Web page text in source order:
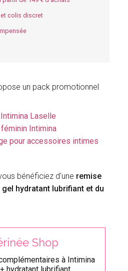
colis discret
un pack promotionnel
Laselle
Intimina
pour accessoires intimes
bénéficiez d'une remise
gel hydratant lubrifiant et du
Shop
à Intimina